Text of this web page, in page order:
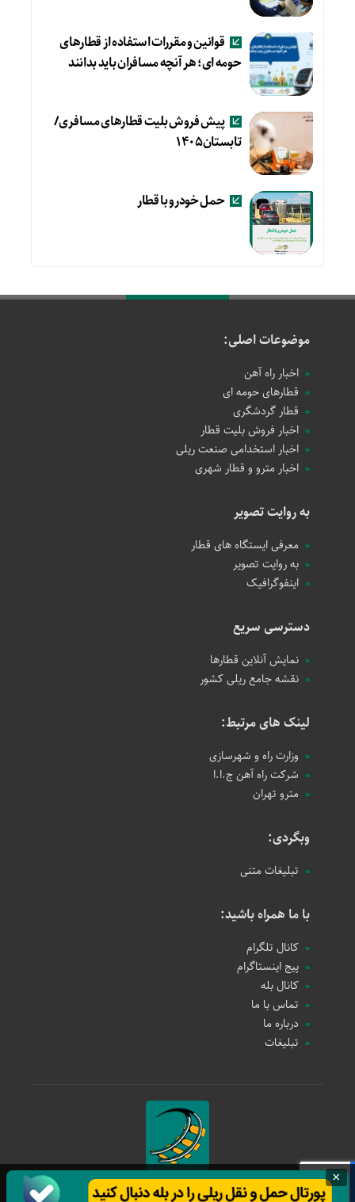
قوانین و مقررات استفاده از قطارهای
حومه ای؛ هر آنچه مسافران باید بدانند
پیش فروش بلیت قطارهای مسافری/
تابستان۱۴۰۵
حمل خودرو با قطار
موضوعات اصلی:
اخبار راه آهن
قطارهای حومه ای
قطار گردشگری
اخبار فروش بلیت قطار
اخبار استخدامی صنعت ریلی
اخبار مترو و قطار شهری
به روایت تصویر
معرفی ایستگاه های قطار
به روایت تصویر
اینفوگرافیک
دسترسی سریع
نمایش آنلاین قطارها
نقشه جامع ریلی کشور
لینک های مرتبط:
وزارت راه و شهرسازی
شرکت راه آهن ج.ا.ا
مترو تهران
وبگردی:
تبلیغات متنی
با ما همراه باشید:
کانال تلگرام
پیج اینستاگرام
کانال بله
تماس با ما
درباره ما
تبلیغات
حمل و نقل ریلی
×